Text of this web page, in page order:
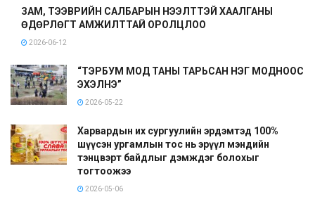
ЗАМ, ТЭЭВРИЙН САЛБАРЫН НЭЭЛТТЭЙ ХААЛГАНЫ
ӨДӨРЛӨГТ АМЖИЛТТАЙ ОРОЛЦЛОО
2026-06-12
“ТЭРБУМ МОД ТАНЫ ТАРЬСАН НЭГ МОДНООС
ЭХЭЛНЭ”
2026-05-22
Харвардын их сургуулийн эрдэмтэд 100%
шүүсэн ургамлын тос нь эрүүл мэндийн
тэнцвэрт байдлыг дэмждэг болохыг
тогтоожээ
2026-05-06